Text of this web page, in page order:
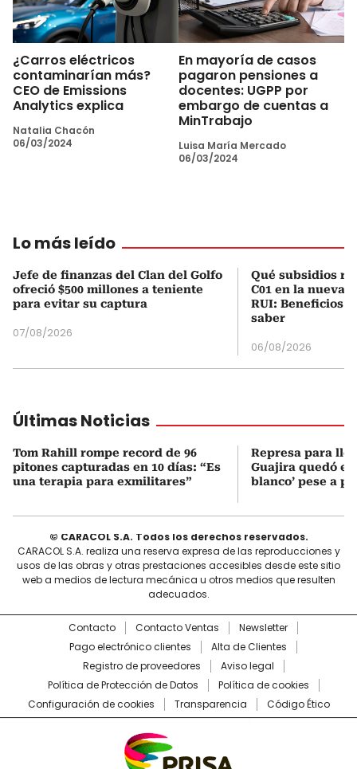
¿Carros eléctricos
contaminarían más?
CEO de Emissions
Analytics explica
Natalia Chacón
06/03/2024
En mayoría de casos
pagaron pensiones a
docentes: UGPP por
embargo de cuentas a
MinTrabajo
Luisa María Mercado
06/03/2024
Lo más leído
Jefe de finanzas del Clan del Golfo
ofreció $500 millones a teniente
para evitar su captura
07/08/2026
Qué subsidios
C01 en la nueva
RUI: Beneficios
saber
06/08/2026
Últimas Noticias
Tom Rahill rompe record de 96
pitones capturadas en 10 días: “Es
una terapia para exmilitares”
Represa para
Guajira quedó en
blanco’ pese a
© CARACOL S.A. Todos los derechos reservados.
CARACOL S.A. realiza una reserva expresa de las reproducciones y
usos de las obras y otras prestaciones accesibles desde este sitio
web a medios de lectura mecánica u otros medios que resulten
adecuados.
Contacto Contacto Ventas
Newsletter
Pago electrónico clientes
Alta de Clientes
Registro de proveedores
Aviso legal
Política de Protección de Datos
Política de cookies
Configuración de cookies
Transparencia Código Ético